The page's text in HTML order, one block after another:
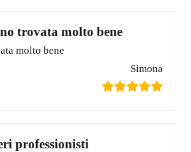
trovata molto bene
molto bene
Simona
professionisti